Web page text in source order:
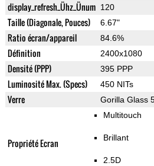
display_refresh_Ühz_Ünum 120
Taille (Diagonale, Pouces) 6.67"
Ratio écran/appareil 84.6%
Définition 2400x1080
Densité (PPP) 395 PPP
Luminosité Max. (Specs) 450 NITs
Verre Gorilla Glass
Propriété Ecran
Multitouch
Brillant
2.5D